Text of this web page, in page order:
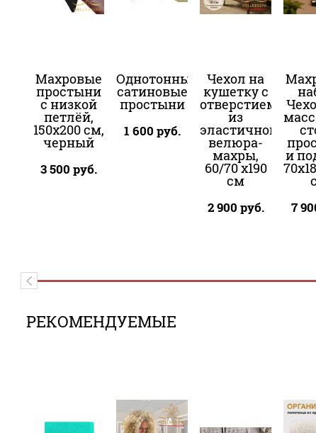
Махровые
простыни
с низкой
петлёй,
150x200 см,
черный
3 500 руб.
Однотонные
сатиновые
простыни
1 600 руб.
Чехол на
кушетку с
отверстием
из
эластичного
велюра-
махры,
60/70 x190
см
2 900 руб.
и
7
РЕКОМЕНДУЕМЫЕ